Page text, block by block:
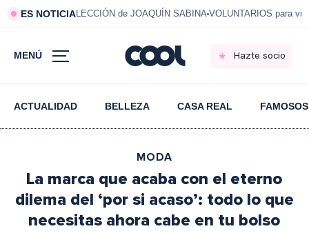
ES NOTICIALECCIÓN de JOAQUÍN SABINA VOLUNTARIOS para
MENÚ Hazte socio
ACTUALIDAD BELLEZA CASA REAL FAMOSOS
MODA
La marca que acaba con el eterno
dilema del ‘por si acaso’: todo lo que
necesitas ahora cabe en tu bolso